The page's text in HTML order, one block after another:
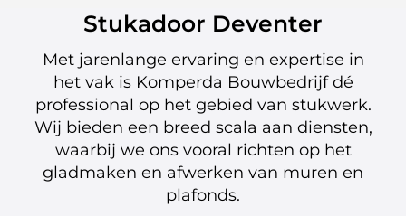
Stukadoor Deventer
Met jarenlange ervaring en expertise in
het vak is Komperda Bouwbedrijf dé
professional op het gebied van stukwerk.
Wij bieden een breed scala aan diensten,
waarbij we ons vooral richten op het
gladmaken en afwerken van muren en
plafonds.